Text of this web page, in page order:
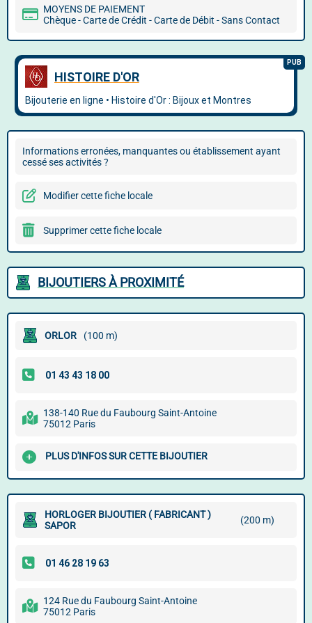
MOYENS DE PAIEMENT
Chèque - Carte de Crédit - Carte de Débit - Sans Contact
Informations erronées, manquantes ou établissement ayant
cessé ses activités ?
Modifier cette fiche locale
Supprimer cette fiche locale
BIJOUTIERS À PROXIMITÉ
ORLOR (100 m)
138-140 Rue du Faubourg Saint-Antoine
75012 Paris
PLUS D'INFOS SUR CETTE BIJOUTIER
HORLOGER BIJOUTIER ( FABRICANT )
SAPOR
(200 m)
124 Rue du Faubourg Saint-Antoine
75012 Paris